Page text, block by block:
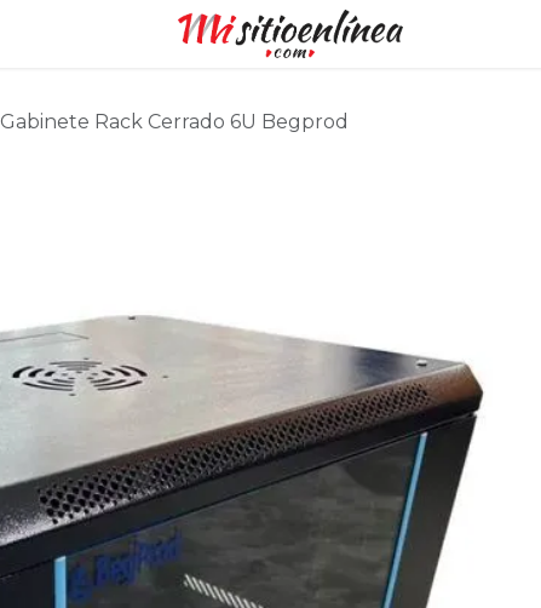
Gabinete Rack Cerrado 6U Begprod